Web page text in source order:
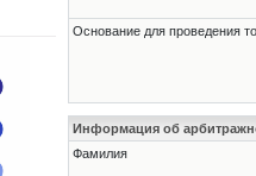
Основание для проведения
Информация об
Фамилия